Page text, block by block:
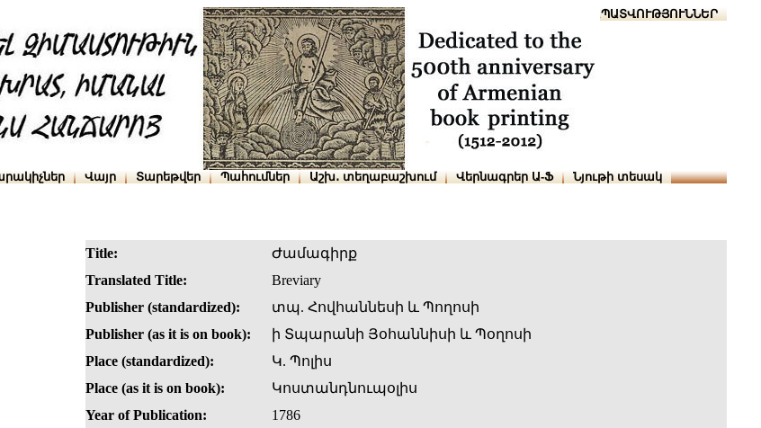
ՆԱԽԱՊԱՏՎՈՒԹՅՈՒՆՆԵՐ
Վայր Տարեթվեր Պահումներ Աշխ․ տեղաբաշխում Վերնագրեր Ա-Ֆ Նյութի տեսակ
Title:
Ժամագիրք
Translated Title:
Breviary
Publisher (standardized):
տպ. Հովհաննեսի և Պողոսի
Publisher (as it is on book):
ի Տպարանի Յօհաննիսի և Պօղոսի
Place (standardized):
Կ. Պոլիս
Place (as it is on book):
Կոստանդնուպօլիս
Year of Publication:
1786